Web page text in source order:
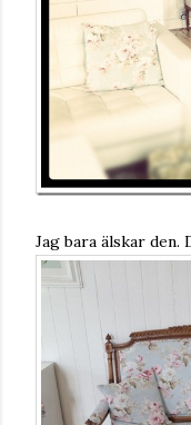
Jag bara älskar